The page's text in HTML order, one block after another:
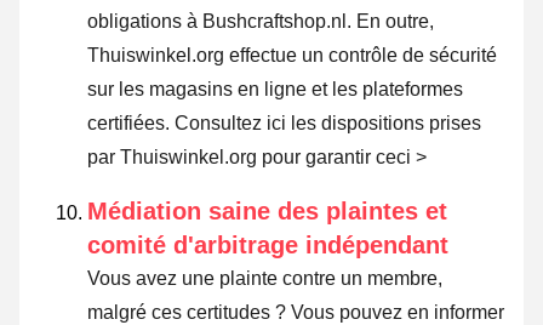
obligations à Bushcraftshop.nl. En outre,
Thuiswinkel.org effectue un contrôle de sécurité
sur les magasins en ligne et les plateformes
certifiées. Consultez ici les dispositions prises
par Thuiswinkel.org pour garantir ceci >
Médiation saine des plaintes et
comité d'arbitrage indépendant
Vous avez une plainte contre un membre,
malgré ces certitudes ? Vous pouvez en informer